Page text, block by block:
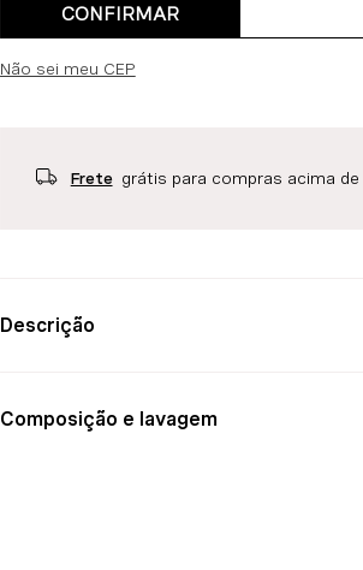
CONFIRMAR
Não sei meu CEP
Frete grátis para compras acima
Descrição
Composição e lavagem